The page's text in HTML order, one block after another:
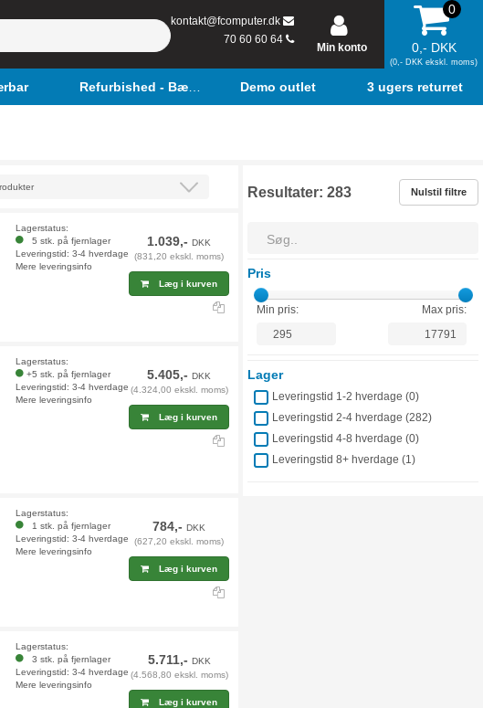
kontakt@fcomputer.dk
70 60 60 64
Min konto
0
0,- DKK
(0,- DKK ekskl. moms)
Refurbished - Bærbar Demo outlet 3 ugers returret
Resultater:283 Nulstil filtre
Pris
Min pris: Max pris:
Lager
Leveringstid 1-2 hverdage (0)
Leveringstid 2-4 hverdage (282)
Leveringstid 4-8 hverdage (0)
Leveringstid 8+ hverdage (1)
Lagerstatus:
5 stk. på fjernlager
Leveringstid: 3-4 hverdage
Mere leveringsinfo
1.039,-DKK
(831,20 ekskl. moms)
Læg i kurven
Lagerstatus:
+5 stk. på fjernlager
Leveringstid: 3-4 hverdage
Mere leveringsinfo
5.405,-DKK
(4.324,00 ekskl. moms)
Læg i kurven
Lagerstatus:
1 stk. på fjernlager
Leveringstid: 3-4 hverdage
Mere leveringsinfo
784,-DKK
(627,20 ekskl. moms)
Læg i kurven
Lagerstatus:
3 stk. på fjernlager
Leveringstid: 3-4 hverdage
Mere leveringsinfo
5.711,- DKK
(4.568,80 ekskl. moms)
Læg i kurven